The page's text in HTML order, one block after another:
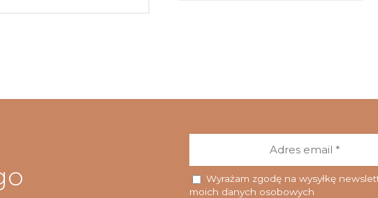
Wyrażam zgodę na wysyłkę
moich danych osobowych